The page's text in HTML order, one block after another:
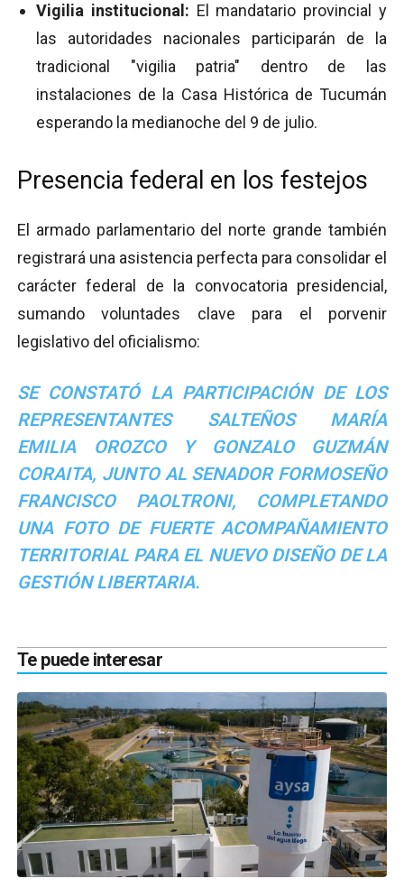
Vigilia institucional: El mandatario provincial y
las autoridades nacionales participarán de la
tradicional "vigilia patria" dentro de las
instalaciones de la Casa Histórica de Tucumán
esperando la medianoche del 9 de julio.
Presencia federal en los festejos
El armado parlamentario del norte grande también
registrará una asistencia perfecta para consolidar el
carácter federal de la convocatoria presidencial,
sumando voluntades clave para el porvenir
legislativo del oficialismo:
SE CONSTATÓ LA PARTICIPACIÓN DE LOS
REPRESENTANTES SALTEÑOS MARÍA
EMILIA OROZCO Y GONZALO GUZMÁN
CORAITA, JUNTO AL SENADOR FORMOSEÑO
FRANCISCO PAOLTRONI, COMPLETANDO
UNA FOTO DE FUERTE ACOMPAÑAMIENTO
TERRITORIAL PARA EL NUEVO DISEÑO DE LA
GESTIÓN LIBERTARIA.
Te puede interesar